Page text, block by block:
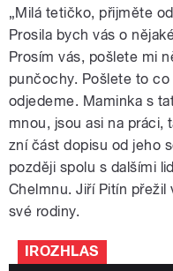
„Milá tetičko, přijměte
Prosila bych vás o
Prosím vás, pošlete mi
punčochy. Pošlete to
odjedeme. Maminka s
mnou, jsou asi na práci,
zní část dopisu od jeho
později spolu s dalšími
Chelmnu. Jiří Pitín přežil
své rodiny.
IROZHLAS